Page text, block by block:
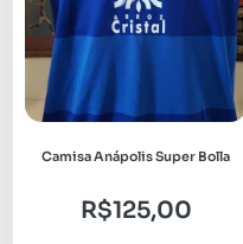
Camisa Anápolis Super Bolla
R$125,00